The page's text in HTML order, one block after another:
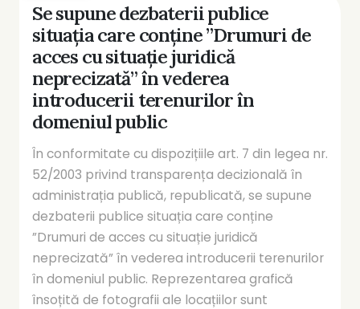
Se supune dezbaterii publice
situația care conține ”Drumuri de
acces cu situație juridică
neprecizată” în vederea
introducerii terenurilor în
domeniul public
În conformitate cu dispozițiile art. 7 din legea nr.
52/2003 privind transparența decizională în
administrația publică, republicată, se supune
dezbaterii publice situația care conține
”Drumuri de acces cu situație juridică
neprecizată” în vederea introducerii terenurilor
în domeniul public. Reprezentarea grafică
însoțită de fotografii ale locațiilor sunt